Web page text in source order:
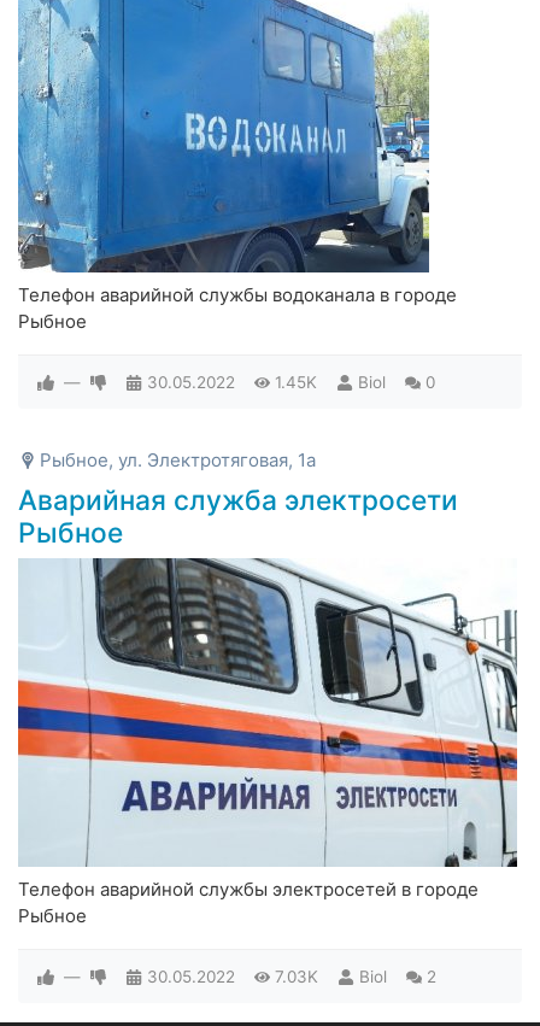
Телефон аварийной службы водоканала в городе
Рыбное
— 30.05.2022 1.45K Biol 0
Рыбное, ул. Электротяговая, 1а
Аварийная служба электросети
Рыбное
Телефон аварийной службы электросетей в городе
Рыбное
— 30.05.2022 7.03K Biol 2